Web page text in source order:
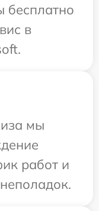
бесплатно
в
мы
работ и